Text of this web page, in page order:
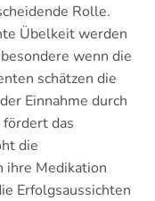
Rolle.
Übelkeit werden
wenn die
schätzen die
Einnahme durch
das
die
ihre Medikation
Erfolgsaussichten